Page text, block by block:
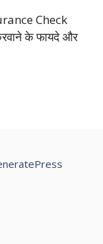
Check
के फायदे और